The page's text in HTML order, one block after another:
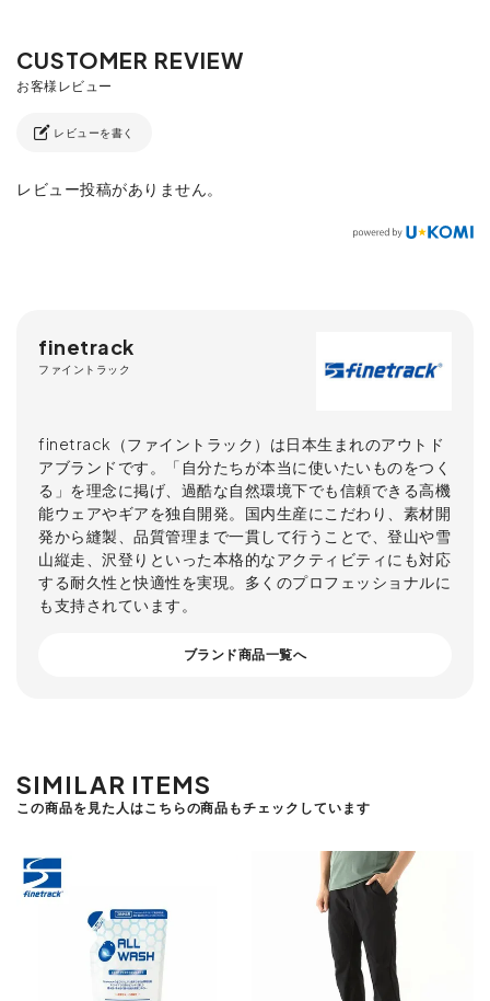
レビューを書く
レビュー投稿がありません。
finetrack
ファイントラック
finetrack（ファイントラック）は日本生まれのアウトド
アブランドです。「自分たちが本当に使いたいものをつく
る」を理念に掲げ、過酷な自然環境下でも信頼できる高機
能ウェアやギアを独自開発。国内生産にこだわり、素材開
発から縫製、品質管理まで一貫して行うことで、登山や雪
山縦走、沢登りといった本格的なアクティビティにも対応
する耐久性と快適性を実現。多くのプロフェッショナルに
も支持されています。
ブランド商品一覧へ
SIMILAR ITEMS
この商品を見た人はこちらの商品もチェックしています